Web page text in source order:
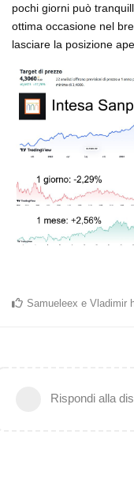
pochi giorni può
ottima occasione nel
lasciare la posizione
Samueleex e Vladimir
Rispondi alla